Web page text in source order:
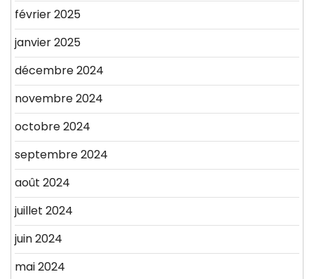
février 2025
janvier 2025
décembre 2024
novembre 2024
octobre 2024
septembre 2024
août 2024
juillet 2024
juin 2024
mai 2024